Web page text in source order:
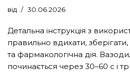
від 30.06.2026
Детальна інструкція з
правильно вдихати,
та фармакологічна дія.
починається через 30–60 с і